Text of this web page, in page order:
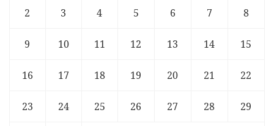
2 3 4 5 6 7 8
9 10 11 12 13 14 15
16 17 18 19 20 21 22
23 24 25 26 27 28 29